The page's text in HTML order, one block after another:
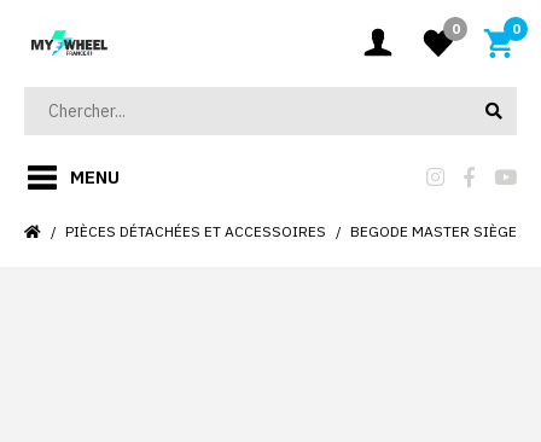
0 0
MENU
PIÈCES DÉTACHÉES ET ACCESSOIRES BEGODE MASTER SIÈGE